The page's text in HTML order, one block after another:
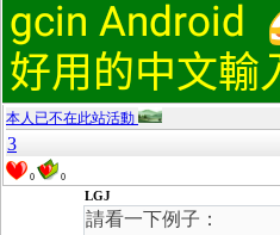
本人已不在此站活動
3
0 0
LGJ
請看一下例子：